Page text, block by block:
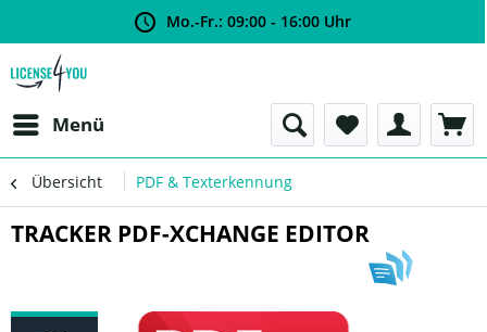
Mo.-Fr.: 09:00 - 16:00 Uhr
Menü
Übersicht PDF & Texterkennung
TRACKER PDF-XCHANGE EDITOR